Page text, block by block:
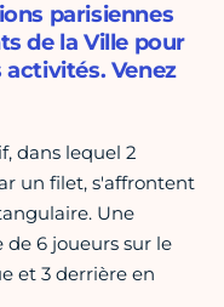
parisiennes
de la Ville pour
Venez
dans lequel 2
un filet, s'affrontent
Une
6 joueurs sur le
et 3 derrière en